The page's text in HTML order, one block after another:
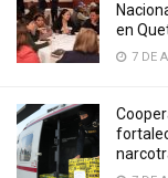
en
7 DE